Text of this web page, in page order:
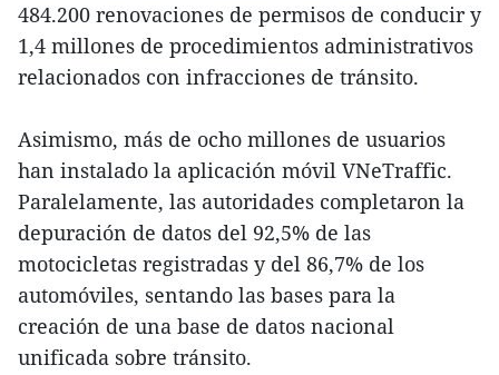
484.200 renovaciones de permisos de conducir y
1,4 millones de procedimientos administrativos
relacionados con infracciones de tránsito.
Asimismo, más de ocho millones de usuarios
han instalado la aplicación móvil VNeTraffic.
Paralelamente, las autoridades completaron la
depuración de datos del 92,5% de las
motocicletas registradas y del 86,7% de los
automóviles, sentando las bases para la
creación de una base de datos nacional
unificada sobre tránsito.